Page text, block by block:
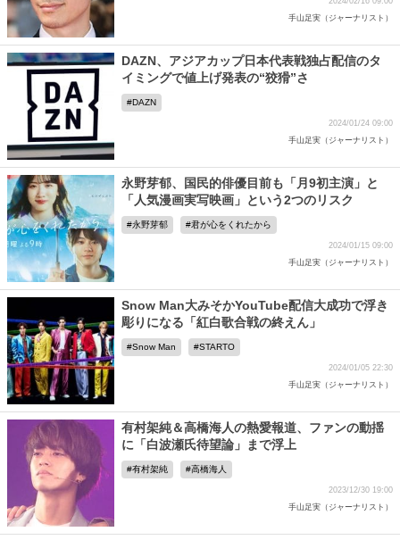
手山足実（ジャーナリスト）
DAZN、アジアカップ日本代表戦独占配信のタ
イミングで値上げ発表の“狡猾”さ
DAZN
2024/01/24 09:00
手山足実（ジャーナリスト）
永野芽郁、国民的俳優目前も「月9初主演」と
「人気漫画実写映画」という2つのリスク
永野芽郁 君が心をくれたから
2024/01/15 09:00
手山足実（ジャーナリスト）
Snow Man大みそかYouTube配信大成功で浮き
彫りになる「紅白歌合戦の終えん」
Snow Man STARTO
2024/01/05 22:30
手山足実（ジャーナリスト）
有村架純＆高橋海人の熱愛報道、ファンの動揺
に「白波瀬氏待望論」まで浮上
有村架純 高橋海人
2023/12/30 19:00
手山足実（ジャーナリスト）